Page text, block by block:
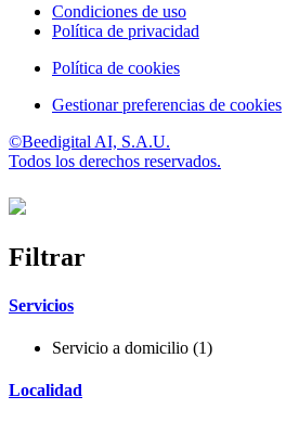
Condiciones de uso
Política de privacidad
Política de cookies
Gestionar preferencias de cookies
©Beedigital AI, S.A.U.
Todos los derechos reservados.
Filtrar
Servicios
Servicio a domicilio (1)
Localidad